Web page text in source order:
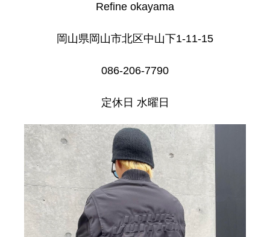
Refine okayama
岡山県岡山市北区中山下1-11-15
086-206-7790
定休日 水曜日